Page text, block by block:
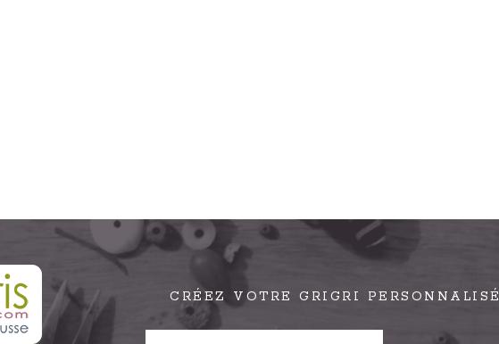
CRÉEZ VOTRE GRIGRI PERSONNALISÉ